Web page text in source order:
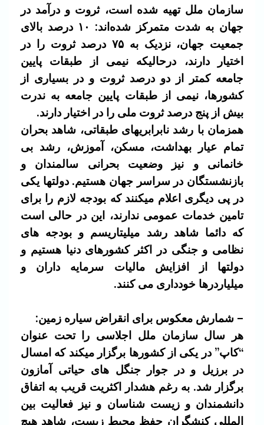
سازمان ملل تهیه شده است،ثروت و درآمد در
جهان به‌ شدت متمرکز شده‌اند: ۱۰ درصد بالای
جمعیت جهان، نزدیک به ۷۵ درصد ثروت را در
اختیار دارند، درحالیکه نیمی از طبقات پایین
جامعه کمتر از دو درصد ثروت و در بسیاری از
کشورها، نیمی از طبقات پایین جامعه به‌‌ ندرت
بیش از پنج درصد ثروت ملی را در اختیار دارند.
همزمان با رشد نابرابریهای طبقاتی، شاهد بحران
تمام عیار بهداشت، مسکن، آموزش، رشد بی
خانمانی و نیز وضعیت بحرانی سالمندان و
بازنشستگان در سراسر جهان هستیم. دولتها یکی
در پی دیگری اعلام میکنند که بودجه لازم را برای
تامین خدمات عمومی ندارند، این در حالی است
که دائما شاهد رشد میلیتاریسم و بودجه های
نظامی و جنگی در اکثر کشورهای دنیا هستیم و
دولتها از افزایش مالیات سرمایه داران و
میلیاردرها خودداری می کنند.
– شمارش معکوس برای انقراض سیاره زمین:
هر سال سازمان ملل اجلاسی را تحت عنوان
“کاپ” در یکی از کشورها برگزار میکند که امسال
در برزیل و در جوار جنگل های حیاتی آمازون
برگزار شد. به رغم هشدار اکثریت قریب به اتفاق
دانشمندان و زیست شناسان و نیز فعالیت بین
المللی کنشگران حفظ محیط زیست، شاهد هیچ